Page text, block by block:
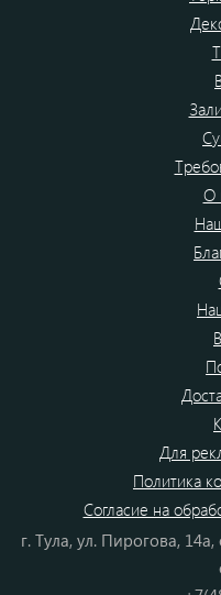
О
Для
Политика
Согласие на
г. Тула, ул. Пирогова,